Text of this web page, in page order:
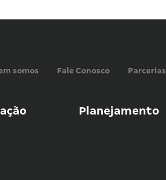
somos Fale Conosco Parcerias
Planejamento